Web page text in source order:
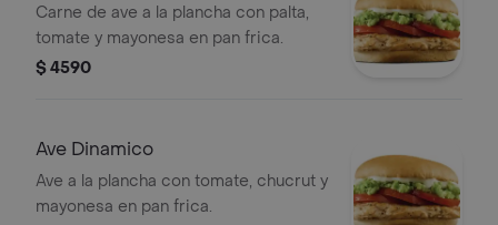
Carne de ave a la plancha con palta,
tomate y mayonesa en pan frica.
$ 4590
Ave Dinamico
Ave a la plancha con tomate, chucrut y
mayonesa en pan frica.